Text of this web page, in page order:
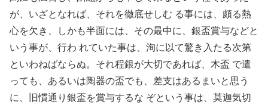
が、いざとなれば、それを徹底せしむ る事には、頗る熱
心を欠き、しかも半面には、その最中に、銀盃賞与などと
いう事が、行わ れていた事は、洵に以て驚き入たる次第
といわねばならぬ。それ程銀が大切であれば、木盃 で遣
っても、あるいは陶器の盃でも、差支はあるまいと思う
に、旧慣通り銀盃を賞与するな ぞという事は、莫迦気切